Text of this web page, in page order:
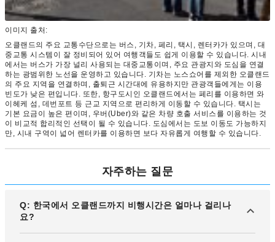
이미지 출처:
오클랜드의 주요 교통수단으로는 버스, 기차, 페리, 택시, 렌터카가 있으며, 대
중교통 시스템이 잘 정비되어 있어 여행객들도 쉽게 이용할 수 있습니다. 시내
에서는 버스가 가장 널리 사용되는 대중교통이며, 주요 관광지와 도심을 연결
하는 광범위한 노선을 운영하고 있습니다. 기차는 노스쇼어를 제외한 오클랜드
의 주요 지역을 연결하며, 출퇴근 시간대에 유용하지만 관광객들에게는 이용
빈도가 낮은 편입니다. 또한, 항구도시인 오클랜드에서는 페리를 이용하면 와
이헤케 섬, 데번포트 등 근교 지역으로 편리하게 이동할 수 있습니다. 택시는
기본 요금이 높은 편이며, 우버(Uber)와 같은 차량 호출 서비스를 이용하는 것
이 비교적 합리적인 선택이 될 수 있습니다. 도심에서는 도보 이동도 가능하지
만, 시내 구역이 넓어 렌터카를 이용하면 보다 자유롭게 여행할 수 있습니다.
자주하는 질문
Q: 한국에서 오클랜드까지 비행시간은 얼마나 걸리나
요?